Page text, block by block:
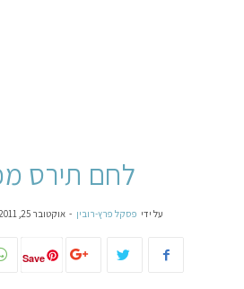
לחם תירס
על ידי פסקל פרץ-רובין - אוקטובר 25, 2011
Save